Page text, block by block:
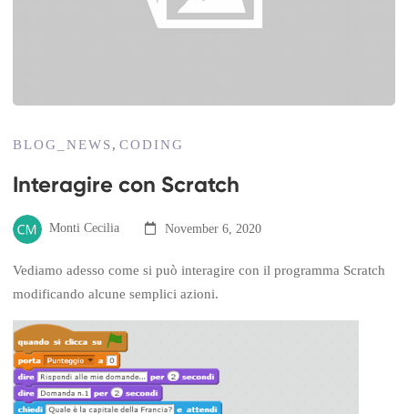
BLOG_NEWS,CODING
Interagire con Scratch
Monti Cecilia November 6, 2020
Vediamo adesso come si può interagire con il programma Scratch
modificando alcune semplici azioni.